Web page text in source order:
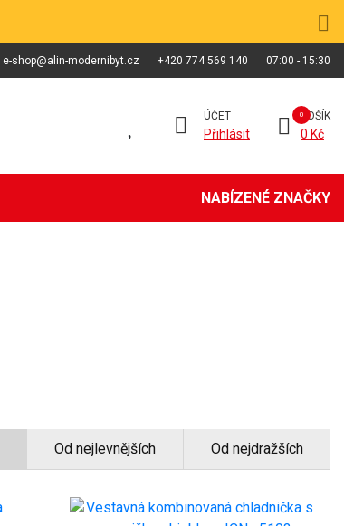
e-shop@alin-modernibyt.cz +420 774 569 140 07:00 - 15:30
ÚČET
Přihlásit
KOŠÍK
0 Kč
NABÍZENÉ ZNAČKY
Od nejlevnějších Od nejdražších